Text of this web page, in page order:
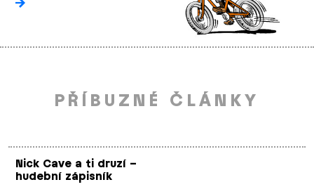
PŘÍBUZNÉ ČLÁNKY
Nick Cave a ti druzí –
hudební zápisník